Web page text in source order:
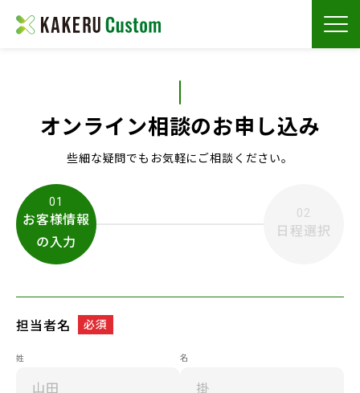
オンライン相談のお申し込み
些細な疑問でもお気軽にご相談ください。
01
お客様情報
の入力
02
日程選択
担当者名 必須
姓 名